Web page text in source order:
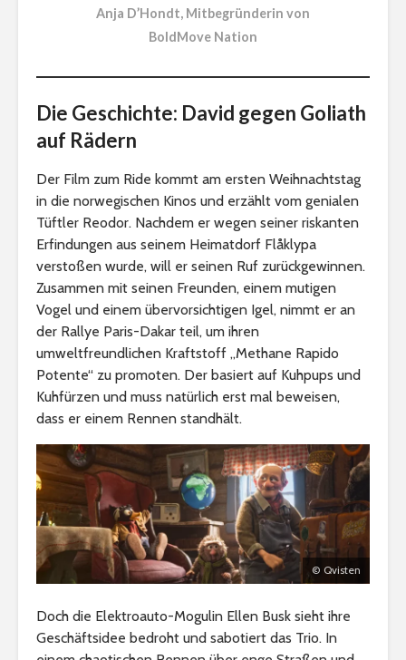
Anja D’Hondt, Mitbegründerin von
BoldMove Nation
Die Geschichte: David gegen Goliath
auf Rädern
Der Film zum Ride kommt am ersten Weihnachtstag
in die norwegischen Kinos und erzählt vom genialen
Tüftler Reodor. Nachdem er wegen seiner riskanten
Erfindungen aus seinem Heimatdorf Flåklypa
verstoßen wurde, will er seinen Ruf zurückgewinnen.
Zusammen mit seinen Freunden, einem mutigen
Vogel und einem übervorsichtigen Igel, nimmt er an
der Rallye Paris-Dakar teil, um ihren
umweltfreundlichen Kraftstoff „Methane Rapido
Potente“ zu promoten. Der basiert auf Kuhpups und
Kuhfürzen und muss natürlich erst mal beweisen,
dass er einem Rennen standhält.
© Qvisten
Doch die Elektroauto-Mogulin Ellen Busk sieht ihre
Geschäftsidee bedroht und sabotiert das Trio. In